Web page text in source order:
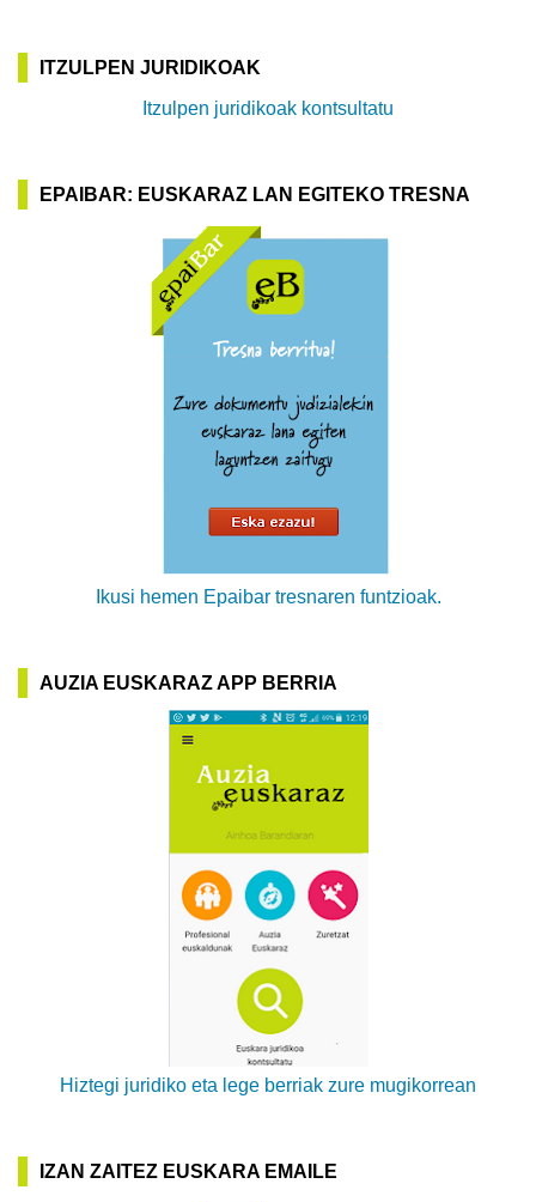
ITZULPEN JURIDIKOAK
Itzulpen juridikoak kontsultatu
EPAIBAR: EUSKARAZ LAN EGITEKO TRESNA
Ikusi hemen Epaibar tresnaren funtzioak.
AUZIA EUSKARAZ APP BERRIA
Hiztegi juridiko eta lege berriak zure mugikorrean
IZAN ZAITEZ EUSKARA EMAILE